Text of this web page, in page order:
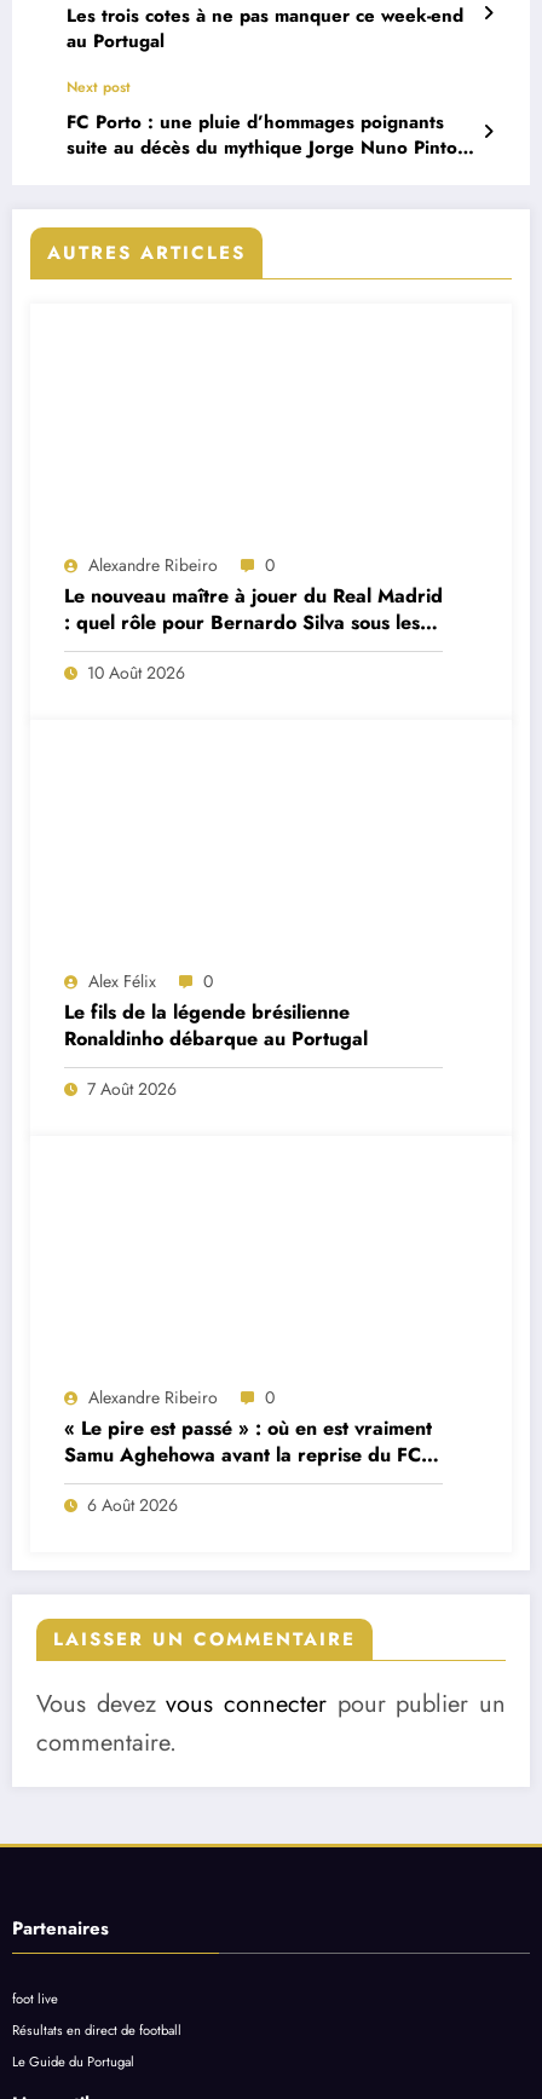
Les trois cotes à ne pas manquer ce week-end
au Portugal
Next post
FC Porto : une pluie d’hommages poignants
suite au décès du mythique Jorge Nuno Pinto
AUTRES ARTICLES
Alexandre Ribeiro 0
Le nouveau maître à jouer du Real Madrid
: quel rôle pour Bernardo Silva sous les
ordres de José Mourinho ?
10 Août 2026
Alex Félix 0
Le fils de la légende brésilienne
Ronaldinho débarque au Portugal
7 Août 2026
Alexandre Ribeiro 0
« Le pire est passé » : où en est vraiment
Samu Aghehowa avant la reprise du FC
Porto ?
6 Août 2026
LAISSER UN COMMENTAIRE
Vous devezvous connecter pour publier un
commentaire.
Partenaires
foot live
Résultats en direct de football
Le Guide du Portugal